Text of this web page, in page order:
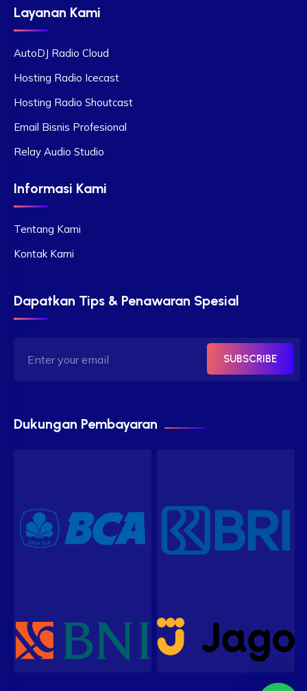
Layanan Kami
AutoDJ Radio Cloud
Hosting Radio Icecast
Hosting Radio Shoutcast
Email Bisnis Profesional
Relay Audio Studio
Informasi Kami
Tentang Kami
Kontak Kami
Dapatkan Tips & Penawaran Spesial
SUBSCRIBE
Dukungan Pembayaran
Our customer support team is